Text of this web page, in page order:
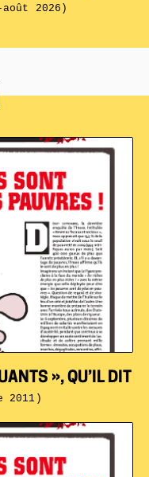
2026)
», QU’IL DIT
2011)